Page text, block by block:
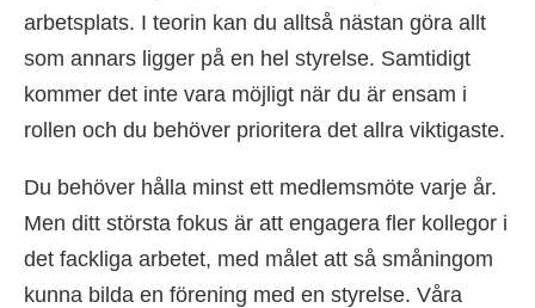
arbetsplats. I teorin kan du alltså nästan göra allt
som annars ligger på en hel styrelse. Samtidigt
kommer det inte vara möjligt när du är ensam i
rollen och du behöver prioritera det allra viktigaste.
Du behöver hålla minst ett medlemsmöte varje år.
Men ditt största fokus är att engagera fler kollegor i
det fackliga arbetet, med målet att så småningom
kunna bilda en förening med en styrelse. Våra